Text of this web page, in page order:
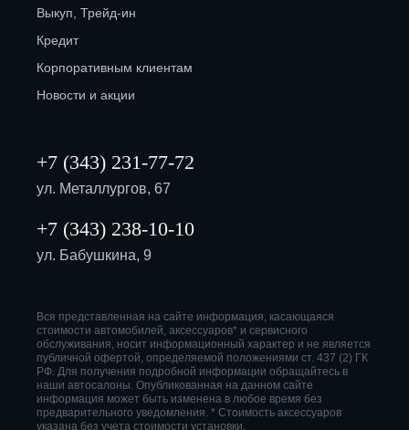
Выкуп, Трейд-ин
Кредит
Корпоративным клиентам
Новости и акции
+7 (343) 231-77-72
ул. Металлургов, 67
+7 (343) 238-10-10
ул. Бабушкина, 9
Вся представленная на сайте информация, касающаяся
стоимости автомобилей, аксессуаров* и сервисного
обслуживания, носит информационный характер и не является
публичной офертой, определяемой положениями ст. 437 (2) ГК
РФ. Для получения подробной информации обращайтесь в
наши автосалоны. Опубликованная на данном сайте
информация может быть изменена в любое время без
предварительного уведомления. * Стоимость аксессуаров
указана без учета стоимости установки.